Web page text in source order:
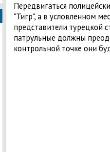
Передвигаться
"Тигр", а в условленном
представители турецкой
патрульные должны
контрольной точке они